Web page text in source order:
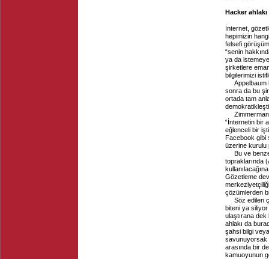
Hacker ahlakı
İnternet,
hepimizin
felsefi
“senin
ya da
şirketlere
bilgilerimizi
Appelbaum
sonra da bu
ortada tam
“İnternetin bir
eğlenceli bir
Facebook gibi
üzerine kurulu
Bu ve
topraklarında
Gözetleme
çözümlerden
Söz edilen
biteni ya siliyor
ulaştırana
ahlakı da
şahsi bilgi
savunuyorsak
arasında bir
kamuoyunun